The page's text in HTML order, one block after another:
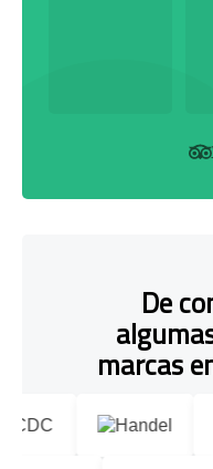
De
marcas